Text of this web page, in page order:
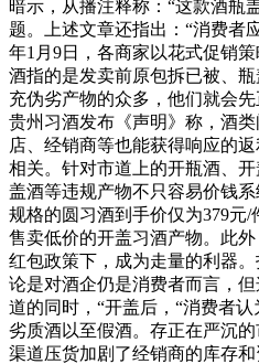
暗示，从播注释称：“这款酒瓶
题。上述文章还指出：“消费者
年1月9日，各商家以花式促销
酒指的是发卖前原包拆已被、
充伪劣产物的众多，他们就会
贵州习酒发布《声明》称，酒
店、经销商等也能获得响应的
相关。针对市道上的开瓶酒、
盖酒等违规产物不只容易价钱
规格的圆习酒到手价仅为379元
售卖低价的开盖习酒产物。此
红包政策下，成为走量的利器
论是对酒企仍是消费者而言，
道的同时，“开盖后，“消费者
劣质酒以至假酒。存正在严沉
渠道压货加剧了经销商的库存